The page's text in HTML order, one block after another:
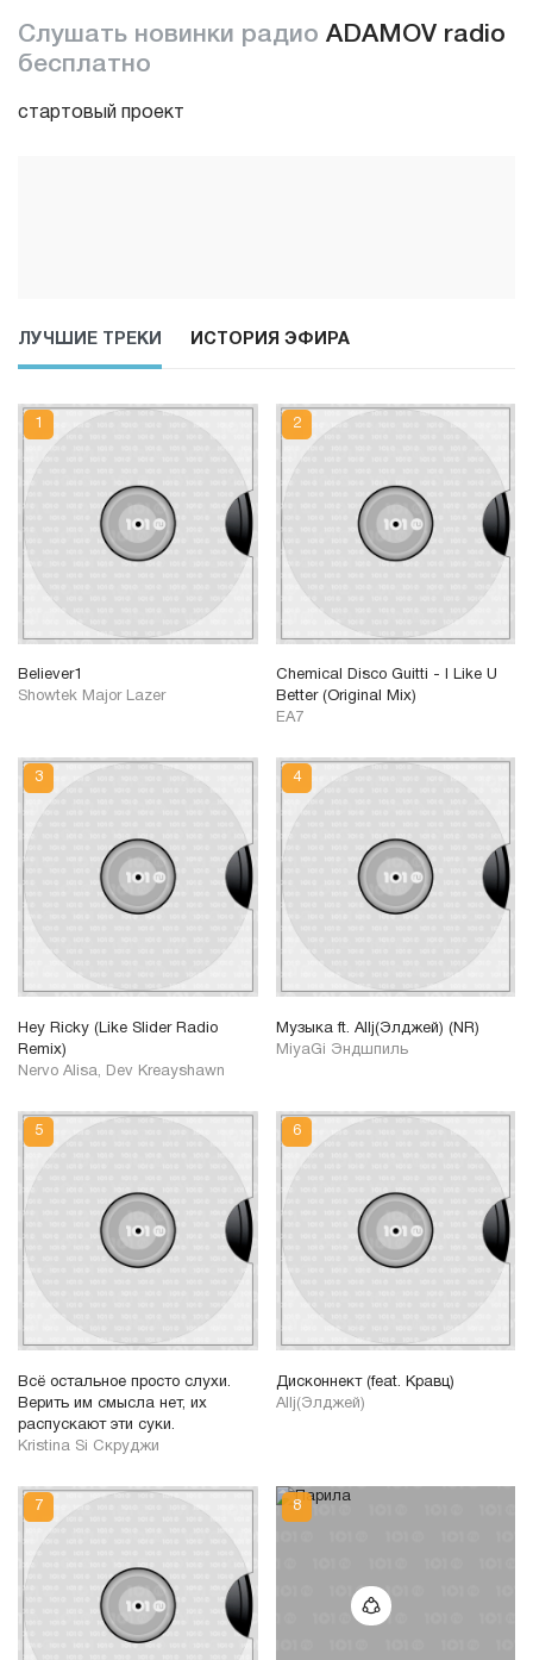
Слушать новинки радио ADAMOV radio
бесплатно
стартовый проект
ЛУЧШИЕ ТРЕКИ ИСТОРИЯ ЭФИРА
Believer1
Showtek Major Lazer
Chemical Disco Guitti - I Like U
Better (Original Mix)
EA7
Hey Ricky (Like Slider Radio
Remix)
Nervo Alisa, Dev Kreayshawn
Музыка ft. Allj(Элджей) (NR)
MiyaGi Эндшпиль
Всё остальное просто слухи.
Верить им смысла нет, их
распускают эти суки.
Kristina Si Скруджи
Дисконнект (feat. Кравц)
Allj(Элджей)